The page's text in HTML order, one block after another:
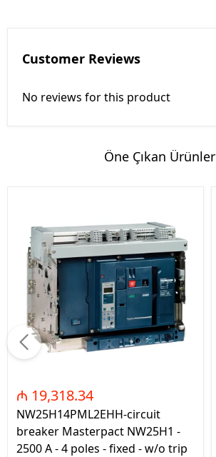
Customer Reviews
No reviews for this product
Öne Çıkan Ürünler
₼ 19,318.34
NW25H14PML2EHH-circuit
breaker Masterpact NW25H1 -
2500 A - 4 poles - fixed - w/o trip